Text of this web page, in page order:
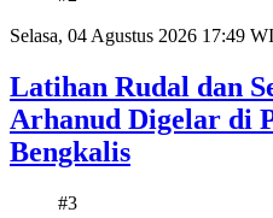
Selasa, 04 Agustus 2026 17:49
Latihan Rudal dan
Arhanud Digelar di
Bengkalis
#3